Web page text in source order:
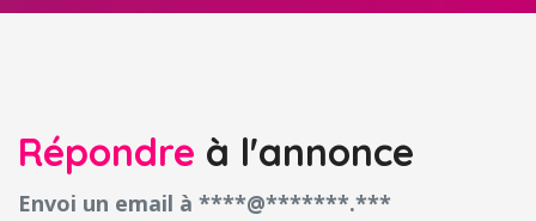
Répondre à l'annonce
Envoi un email à ****@*******.***